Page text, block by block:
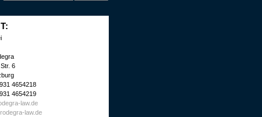
6
4654218
4654219
law.de
law.de